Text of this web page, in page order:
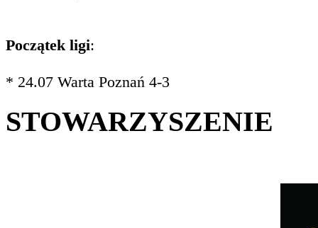
Początek ligi:
* 24.07 Warta Poznań 4-3
STOWARZYSZENIE